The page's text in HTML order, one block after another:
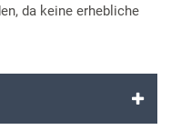
da keine erhebliche